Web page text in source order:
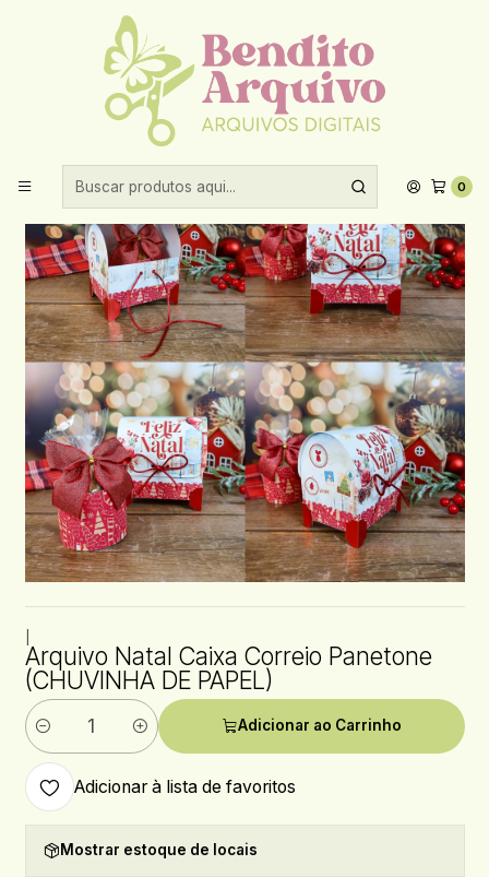
0
Aproveite 10% de desconto ao comprar acima de R$30,00!
Início Datas comemorativas
Natal
Arquivo Natal Caixa Correio Panetone (CHUVINHA DE PAPEL)
Arquivo Natal Caixa Correio Panetone
(CHUVINHA DE PAPEL)
Quantidade
Adicionar ao Carrinho
Adicionar à lista de favoritos
Mostrar estoque de locais